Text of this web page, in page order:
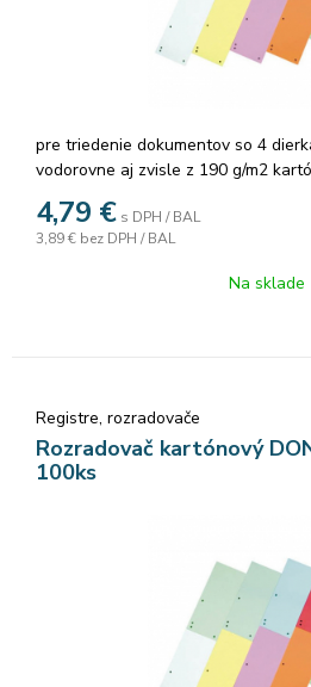
pre triedenie dokumentov so 4
vodorovne aj zvisle z 190 g/m2
4,79 € s DPH / BAL
3,89 € bez DPH / BAL
Na sklade
Registre, rozradovače
Rozradovač kartónový
100ks